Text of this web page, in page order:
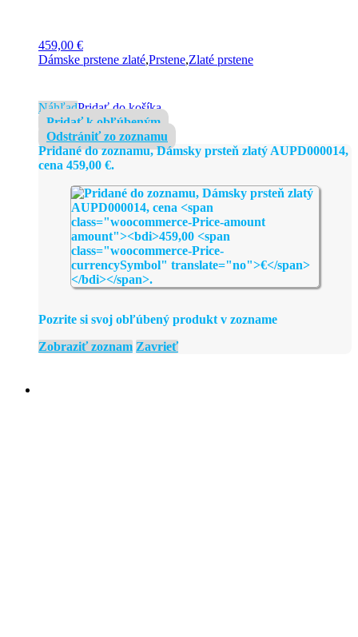
459,00 €
Dámske prstene zlaté,Prstene,Zlaté prstene
NáhľadPridať do košíka
Pridať k obľúbeným
Odstrániť zo zoznamu
Pridané do zoznamu, Dámsky prsteň zlatý AUPD000014,
cena 459,00 €.
Pozrite si svoj obľúbený produkt v zozname
Zobraziť zoznam Zavrieť